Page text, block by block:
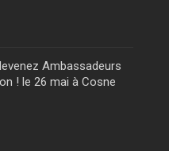
Ambassadeurs
! le 26 mai à Cosne